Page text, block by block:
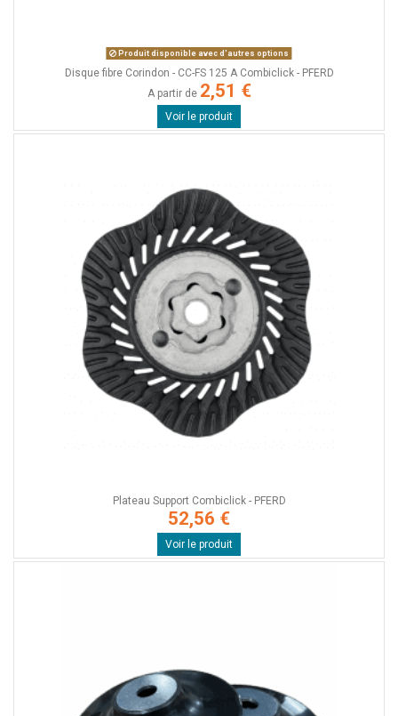
Produit disponible avec d'autres options
Disque fibre Corindon - CC-FS 125 A Combiclick - PFERD
A partir de 2,51 €
Voir le produit
Plateau Support Combiclick - PFERD
52,56 €
Voir le produit